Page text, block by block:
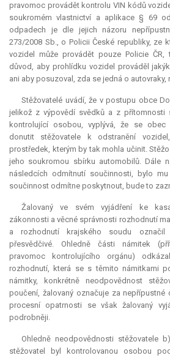
pravomoc provádět kontrolu VIN kódů
soukromém vlastnictví a aplikace § 69
odpadech je dle jejich názoru
273/2008 Sb., o Policii České republiky, ze
vozidel může provádět pouze Policie ČR,
důvod, aby prohlídku vozidel prováděl
ani aby posuzoval, zda se jedná o autovraky,
Stěžovatelé uvádí, že v postupu obce
jelikož z výpovědí svědků a z přítomnosti
kontrolující osobou, vyplývá, že se obec
donutit stěžovatele k odstranění
prostředek, kterým by tak mohla učinit.
jeho soukromou sbírku automobilů. Dále
následcích odmítnutí součinnosti, bylo
součinnost odmítne poskytnout, bude to
Žalovaný ve svém vyjádření ke
zákonnosti a věcné správnosti rozhodnutí
a rozhodnutí krajského soudu označil
přesvědčivé. Ohledně části námitek
pravomoc kontrolujícího orgánu)
rozhodnutí, která se s těmito námitkami
námitky, konkrétně neodpovědnost
poučení, žalovaný označuje za
procesní opatrnosti se však žalovaný
podrobněji.
Ohledně neodpovědnosti stěžovatele
stěžovatel byl kontrolovanou osobou